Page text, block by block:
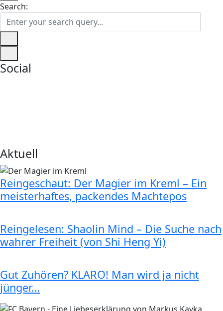
Search:
Social
Aktuell
Reingeschaut: Der Magier im Kreml – Ein
meisterhaftes, packendes Machtepos
Reingelesen: Shaolin Mind – Die Suche nach
wahrer Freiheit (von Shi Heng Yi)
Gut Zuhören? KLARO! Man wird ja nicht
jünger…